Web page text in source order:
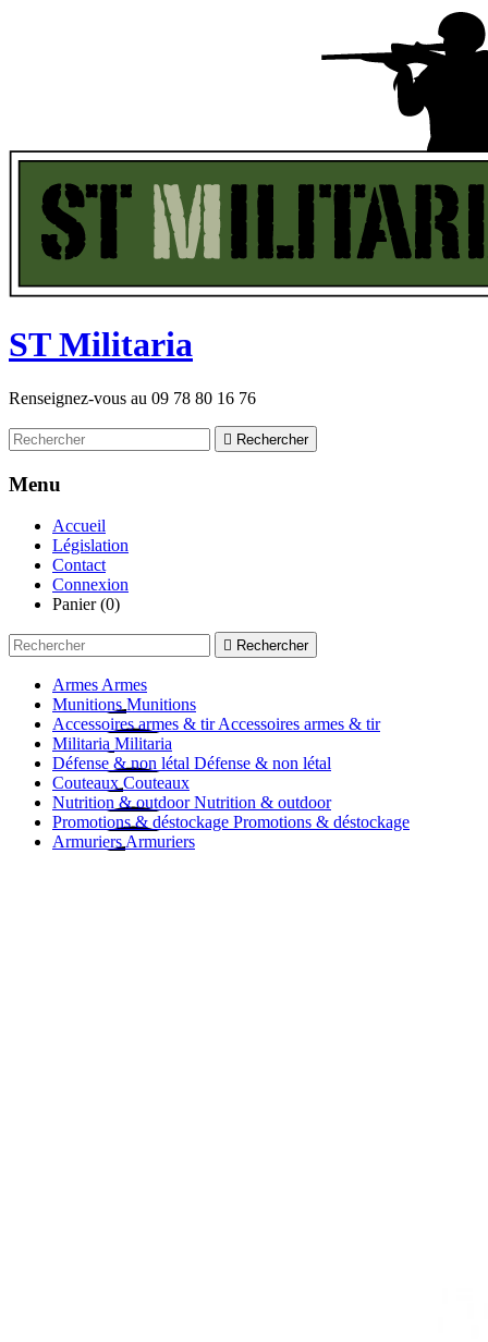
STMilitaria
Renseignez-vous au 09 78 80 16 76
 Rechercher
Menu
Accueil
Législation
Contact
Connexion
Panier (0)
 Rechercher
Armes Armes
Munitions Munitions
Accessoires armes & tir Accessoires armes & tir
Militaria Militaria
Défense & non létal Défense & non létal
Couteaux Couteaux
Nutrition & outdoor Nutrition & outdoor
Promotions & déstockage Promotions & déstockage
Armuriers Armuriers